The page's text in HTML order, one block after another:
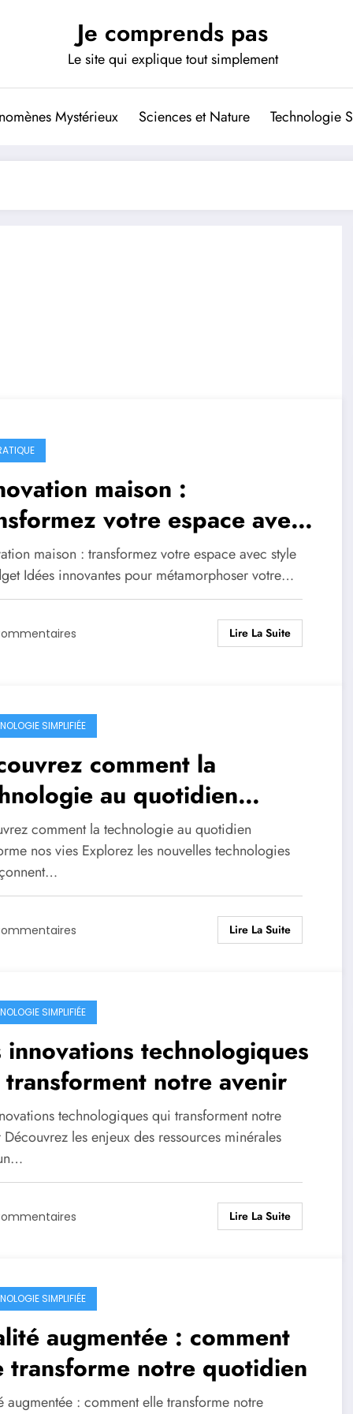
Je comprends pas
Le site qui explique tout simplement
Mystérieux Sciences et Nature Technologie
maison :
votre espace avec
et budget
maison : transformez votre espace avec style
Idées innovantes pour métamorphoser votre…
Lire La Suite
SIMPLIFIÉE
comment la
au quotidien
nos vies
comment la technologie au quotidien
nos vies Explorez les nouvelles technologies
Lire La Suite
SIMPLIFIÉE
innovations technologiques
notre avenir
technologiques qui transforment notre
les enjeux des ressources minérales
Lire La Suite
SIMPLIFIÉE
augmentée : comment
transforme notre quotidien
augmentée : comment elle transforme notre